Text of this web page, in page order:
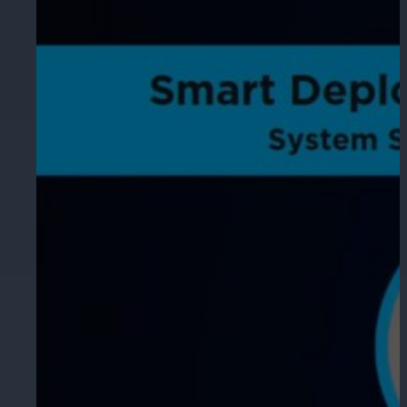
Educación
Garantice la seguridad en
Mejore la seguridad de los